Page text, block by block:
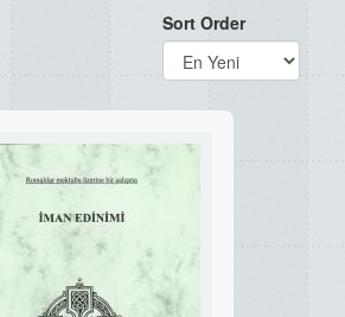
Sort Order